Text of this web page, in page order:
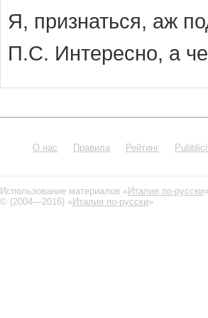
Я, признаться, аж
П.С. Интересно, а
О нас Правила Рейтинг
Использование материалов «Италия по-русски
© (2004—2016) «Италия по-русски»